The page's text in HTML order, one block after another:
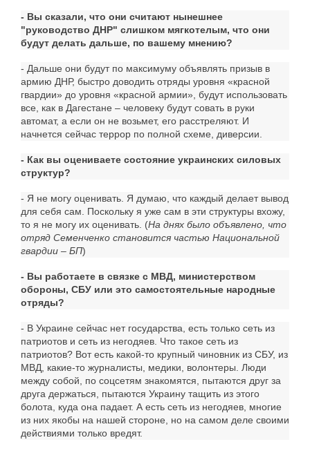
- Вы сказали, что они считают нынешнее
"руководство ДНР" слишком мягкотелым, что они
будут делать дальше, по вашему мнению?
- Дальше они будут по максимуму объявлять призыв в
армию ДНР, быстро доводить отряды уровня «красной
гвардии» до уровня «красной армии», будут использовать
все, как в Дагестане – человеку будут совать в руки
автомат, а если он не возьмет, его расстреляют. И
начнется сейчас террор по полной схеме, диверсии.
- Как вы оцениваете состояние украинских силовых
структур?
- Я не могу оценивать. Я думаю, что каждый делает вывод
для себя сам. Поскольку я уже сам в эти структуры вхожу,
то я не могу их оценивать. (На днях было объявлено, что
отряд Семенченко становится частью Национальной
гвардии – БП)
- Вы работаете в связке с МВД, министерством
обороны, СБУ или это самостоятельные народные
отряды?
- В Украине сейчас нет государства, есть только сеть из
патриотов и сеть из негодяев. Что такое сеть из
патриотов? Вот есть какой-то крупный чиновник из СБУ, из
МВД, какие-то журналисты, медики, волонтеры. Люди
между собой, по соцсетям знакомятся, пытаются друг за
друга держаться, пытаются Украину тащить из этого
болота, куда она падает. А есть сеть из негодяев, многие
из них якобы на нашей стороне, но на самом деле своими
действиями только вредят.